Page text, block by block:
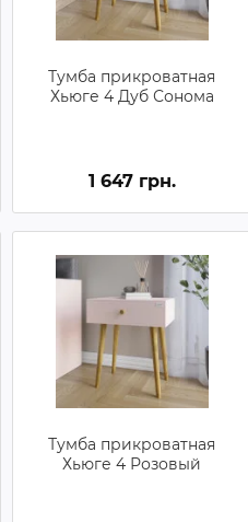
Тумба прикроватная
Хьюге 4 Дуб Сонома
1 647 грн.
Тумба прикроватная
Хьюге 4 Розовый